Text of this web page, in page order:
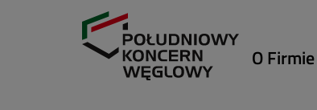
Główna
O Firmie